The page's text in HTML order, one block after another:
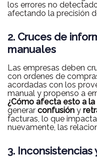
los errores no
afectando la precisión
2. Cruces de
manuales
Las empresas deben
con ordenes de
acordadas con los
manual y propenso a
¿Cómo afecta esto a
generar confusión y
facturas, lo que
nuevamente, las
3.